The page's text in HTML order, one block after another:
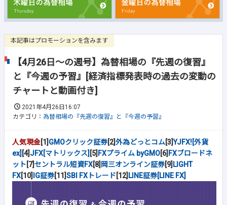
本記事はプロモーションを含みます
【4月26日～の週号】為替相場の『先週の復習』
と『今週の予習』[経済指標発表時の過去の変動の
チャートと動画付き]
2021年4月26日16:07
カテゴリ： 為替相場の『先週の復習』と『今週の予習』
人気現金[1] GMOクリック証券[2]外為どっとコム[3]YJFX![外貨
ex] [4] JFX[マトリックス] [5] FXプライム byGMO[6] FXブロードネ
ット [7]セントラル短資FX[8] 岡三オンライン証券[9] LIGHT
FX[10] IG証券[11]SBI FXトレード [12] LINE証券[LINE FX]